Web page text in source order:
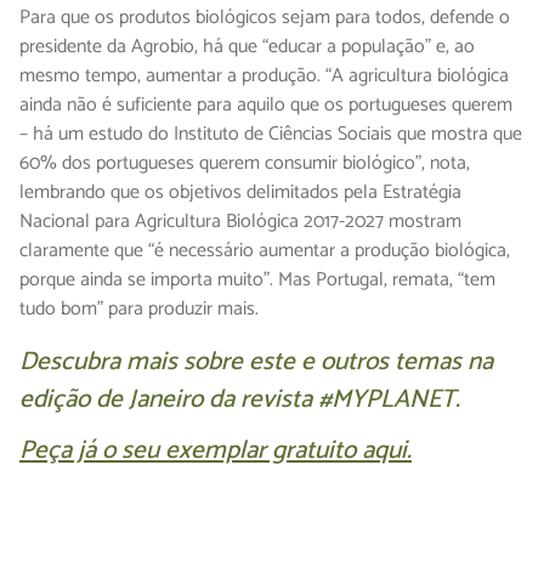
Para que os produtos biológicos sejam para todos, defende o
presidente da Agrobio, há que “educar a população” e, ao
mesmo tempo, aumentar a produção. “A agricultura biológica
ainda não é suficiente para aquilo que os portugueses querem
– há um estudo do Instituto de Ciências Sociais que mostra que
60% dos portugueses querem consumir biológico”, nota,
lembrando que os objetivos delimitados pela Estratégia
Nacional para Agricultura Biológica 2017-2027 mostram
claramente que “é necessário aumentar a produção biológica,
porque ainda se importa muito”. Mas Portugal, remata, “tem
tudo bom” para produzir mais.
Descubra mais sobre este e outros temas na
edição de Janeiro da revista #MYPLANET.
Peça já o seu exemplar gratuito aqui.